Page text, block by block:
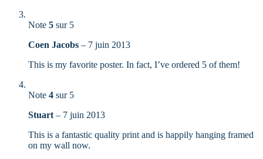
Note 5 sur 5
Coen Jacobs – 7 juin 2013
This is my favorite poster. In fact, I’ve ordered 5 of them!
Note 4 sur 5
Stuart – 7 juin 2013
This is a fantastic quality print and is happily hanging framed
on my wall now.